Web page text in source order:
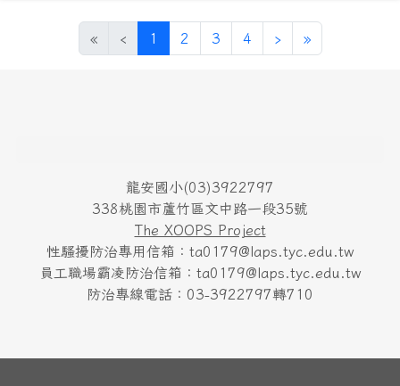
« ‹ 1 (目前頁次)
2 3 4 ›下一頁
»最後頁
龍安國小(03)3922797
338桃園市蘆竹區文中路一段35號
The XOOPS Project
性騷擾防治專用信箱：ta0179@laps.tyc.edu.tw
員工職場霸凌防治信箱：ta0179@laps.tyc.edu.tw
防治專線電話：03-3922797轉710